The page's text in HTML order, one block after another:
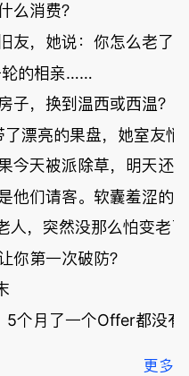
么消费？
友，她说：你怎么老了
轮的相亲……
子，换到温西或西温？
漂亮的果盘，她室友悄
今天被派除草，明天还
他们请客。软囊羞涩的
，突然没那么怕变老了
你第一次破防？
5个月了一个Offer都没有
更多